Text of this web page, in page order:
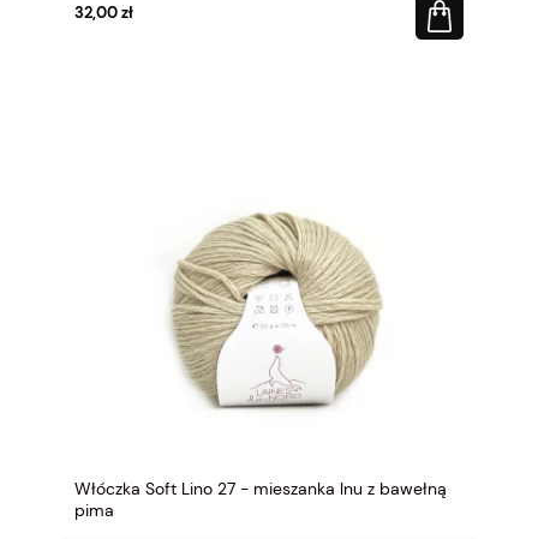
32,00 zł
Włóczka Soft Lino 27 - mieszanka lnu z bawełną
pima